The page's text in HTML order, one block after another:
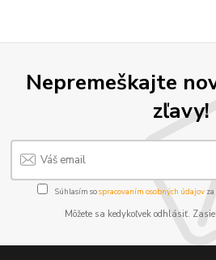
Nepremeškajte
zľavy!
Súhlasím sospracovaním osobných údajov
Môžete sa kedykoľvek odhlásiť.